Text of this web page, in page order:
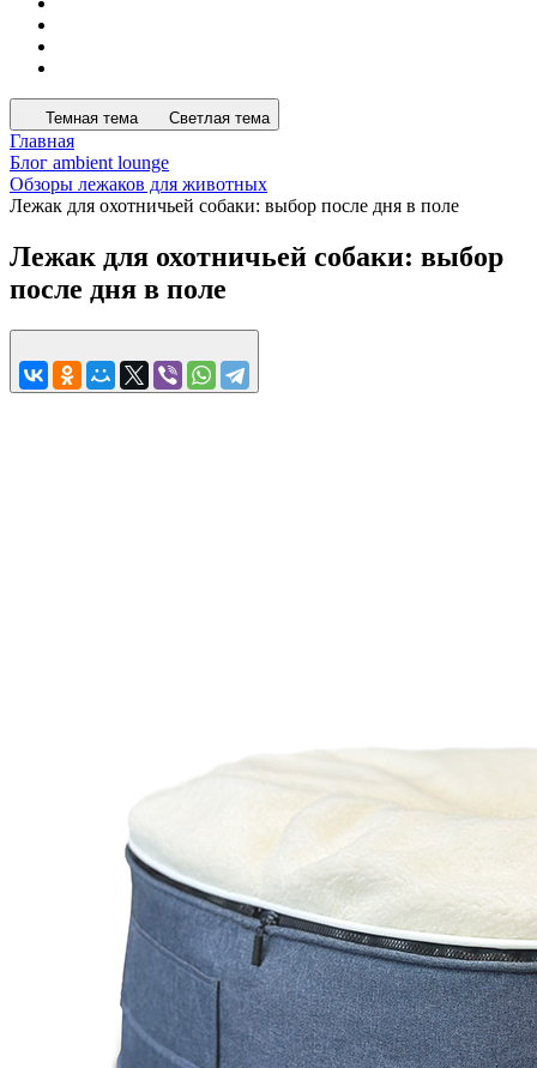
Темная тема Светлая тема
Главная
Блог ambient lounge
Обзоры лежаков для животных
Лежак для охотничьей собаки: выбор после дня в поле
Лежак для охотничьей собаки: выбор
после дня в поле